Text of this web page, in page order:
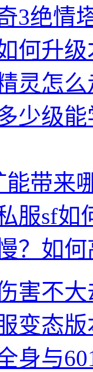
3绝情
何升
灵怎
少级
带来
服sf如
？如
害不
变态
身与